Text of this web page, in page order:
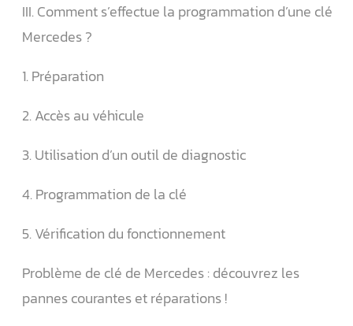
III. Comment s’effectue la programmation d’une clé
Mercedes ?
1. Préparation
2. Accès au véhicule
3. Utilisation d’un outil de diagnostic
4. Programmation de la clé
5. Vérification du fonctionnement
Problème de clé de Mercedes : découvrez les
pannes courantes et réparations !